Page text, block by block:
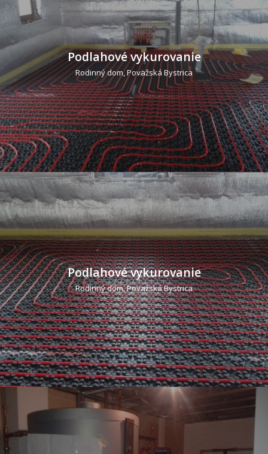
Podlahové vykurovanie
Rodinný dom, Považská Bystrica
Podlahové vykurovanie
Rodinný dom, Považská Bystrica